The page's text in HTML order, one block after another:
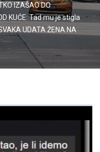
IZAŠAO DO
KUĆE: Tad mu je stigla
UDATA ŽENA NA